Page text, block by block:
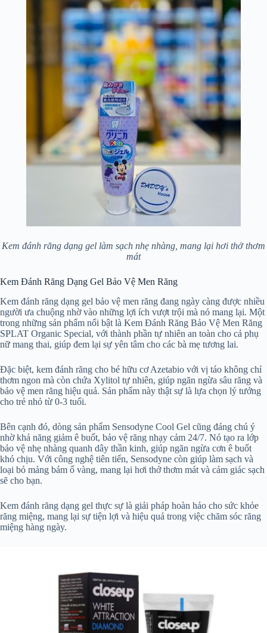
Kem đánh răng dạng gel làm sạch nhẹ nhàng, mang lại hơi thở thơm
mát
Kem Đánh Răng Dạng Gel Bảo Vệ Men Răng
Kem đánh răng dạng gel bảo vệ men răng đang ngày càng được nhiều
người ưa chuộng nhờ vào những lợi ích vượt trội mà nó mang lại. Một
trong những sản phẩm nổi bật là Kem Đánh Răng Bảo Vệ Men Răng
SPLAT Organic Special, với thành phần tự nhiên an toàn cho cả phụ
nữ mang thai, giúp đem lại sự yên tâm cho các bà mẹ tương lai.
Đặc biệt, kem đánh răng cho bé hữu cơ Azetabio với vị táo không chỉ
thơm ngon mà còn chứa Xylitol tự nhiên, giúp ngăn ngừa sâu răng và
bảo vệ men răng hiệu quả. Sản phẩm này thật sự là lựa chọn lý tưởng
cho trẻ nhỏ từ 0-3 tuổi.
Bên cạnh đó, dòng sản phẩm Sensodyne Cool Gel cũng đáng chú ý
nhờ khả năng giảm ê buốt, bảo vệ răng nhạy cảm 24/7. Nó tạo ra lớp
bảo vệ nhẹ nhàng quanh dây thần kinh, giúp ngăn ngừa cơn ê buốt
khó chịu. Với công nghệ tiên tiến, Sensodyne còn giúp làm sạch và
loại bỏ mảng bám ố vàng, mang lại hơi thở thơm mát và cảm giác sạch
sẽ cho bạn.
Kem đánh răng dạng gel thực sự là giải pháp hoàn hảo cho sức khỏe
răng miệng, mang lại sự tiện lợi và hiệu quả trong việc chăm sóc răng
miệng hàng ngày.